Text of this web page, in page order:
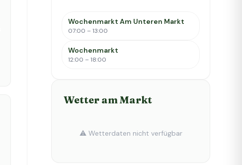
Wochenmarkt Am Unteren Markt
07:00 – 13:00
Wochenmarkt
12:00 – 18:00
Wetter am Markt
⚠️ Wetterdaten nicht verfügbar